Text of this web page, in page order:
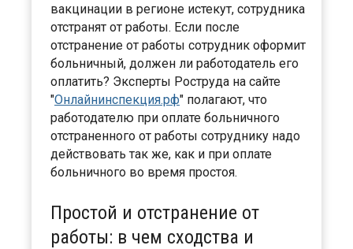
вакцинации в регионе истекут, сотрудника
отстранят от работы. Если после
отстранение от работы сотрудник оформит
больничный, должен ли работодатель его
оплатить? Эксперты Роструда на сайте
"Онлайнинспекция.рф" полагают, что
работодателю при оплате больничного
отстраненного от работы сотруднику надо
действовать так же, как и при оплате
больничного во время простоя.
Простой и отстранение от
работы: в чем сходства и